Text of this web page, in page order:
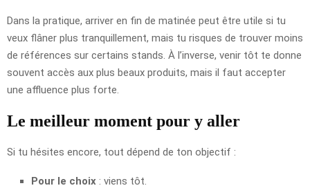
Dans la pratique, arriver en fin de matinée peut être utile si tu
veux flâner plus tranquillement, mais tu risques de trouver moins
de références sur certains stands. À l’inverse, venir tôt te donne
souvent accès aux plus beaux produits, mais il faut accepter
une affluence plus forte.
Le meilleur moment pour y aller
Si tu hésites encore, tout dépend de ton objectif :
Pour le choix : viens tôt.